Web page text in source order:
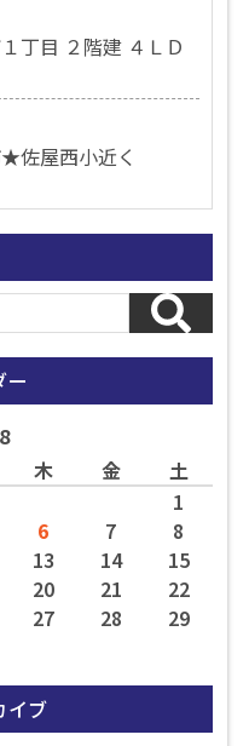
丁目 ２階建 ４ＬＤ
★佐屋西小近く
ー
木 金
土
1
6 7
8
13 14
15
20 21
22
27 28
29
イブ